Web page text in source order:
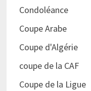
Condoléance
Coupe Arabe
Coupe d'Algérie
coupe de la CAF
Coupe de la Ligue